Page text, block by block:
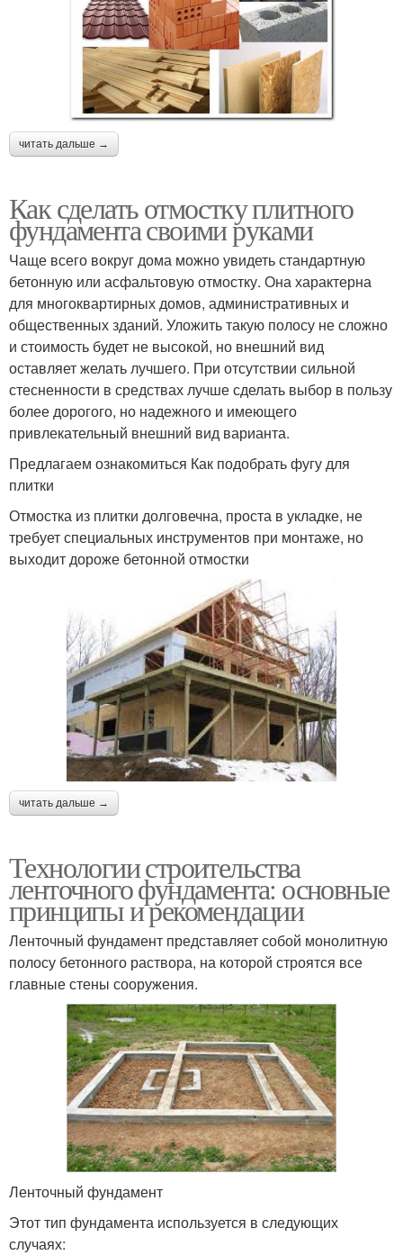
читать дальше →
Как сделать отмостку плитного
фундамента своими руками
Чаще всего вокруг дома можно увидеть стандартную
бетонную или асфальтовую отмостку. Она характерна
для многоквартирных домов, административных и
общественных зданий. Уложить такую полосу не сложно
и стоимость будет не высокой, но внешний вид
оставляет желать лучшего. При отсутствии сильной
стесненности в средствах лучше сделать выбор в пользу
более дорогого, но надежного и имеющего
привлекательный внешний вид варианта.
Предлагаем ознакомиться Как подобрать фугу для
плитки
Отмостка из плитки долговечна, проста в укладке, не
требует специальных инструментов при монтаже, но
выходит дороже бетонной отмостки
читать дальше →
Технологии строительства
ленточного фундамента: основные
принципы и рекомендации
Ленточный фундамент представляет собой монолитную
полосу бетонного раствора, на которой строятся все
главные стены сооружения.
Ленточный фундамент
Этот тип фундамента используется в следующих
случаях: